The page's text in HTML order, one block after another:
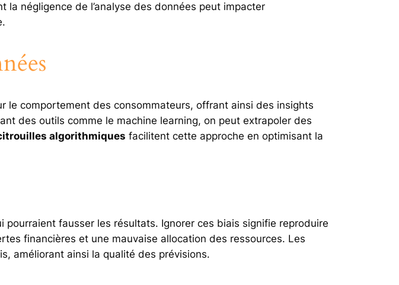
négligence de l’analyse des données peut impacter
le comportement des consommateurs, offrant ainsi des insights
des outils comme le machine learning, on peut extrapoler des
algorithmiques facilitent cette approche en optimisant la
pourraient fausser les résultats. Ignorer ces biais signifie reproduire
financières et une mauvaise allocation des ressources. Les
améliorant ainsi la qualité des prévisions.